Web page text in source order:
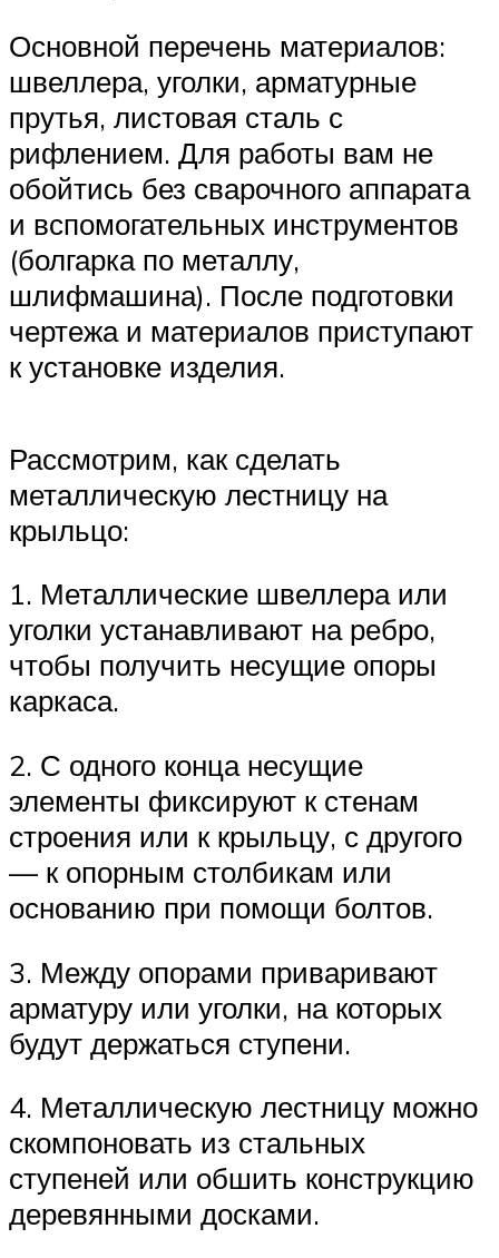
Основной перечень материалов:
швеллера, уголки, арматурные
прутья, листовая сталь с
рифлением. Для работы вам не
обойтись без сварочного аппарата
и вспомогательных инструментов
(болгарка по металлу,
шлифмашина). После подготовки
чертежа и материалов приступают
к установке изделия.
Рассмотрим, как сделать
металлическую лестницу на
крыльцо:
1. Металлические швеллера или
уголки устанавливают на ребро,
чтобы получить несущие опоры
каркаса.
2. С одного конца несущие
элементы фиксируют к стенам
строения или к крыльцу, с другого
— к опорным столбикам или
основанию при помощи болтов.
3. Между опорами приваривают
арматуру или уголки, на которых
будут держаться ступени.
4. Металлическую лестницу можно
скомпоновать из стальных
ступеней или обшить конструкцию
деревянными досками.